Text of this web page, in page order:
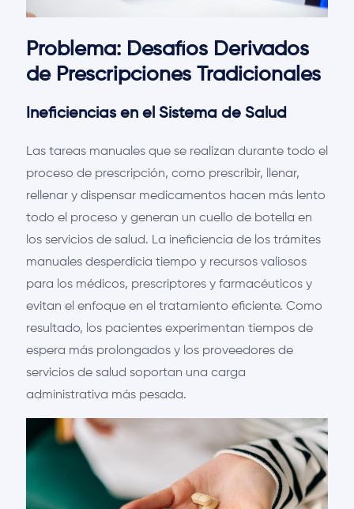
Problema: Desafíos Derivados
de Prescripciones Tradicionales
Ineficiencias en el Sistema de Salud
Las tareas manuales que se realizan durante todo el
proceso de prescripción, como prescribir, llenar,
rellenar y dispensar medicamentos hacen más lento
todo el proceso y generan un cuello de botella en
los servicios de salud. La ineficiencia de los trámites
manuales desperdicia tiempo y recursos valiosos
para los médicos, prescriptores y farmacéuticos y
evitan el enfoque en el tratamiento eficiente. Como
resultado, los pacientes experimentan tiempos de
espera más prolongados y los proveedores de
servicios de salud soportan una carga
administrativa más pesada.